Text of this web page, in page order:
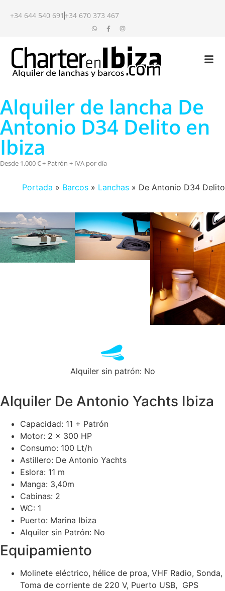
+34 644 540 691 +34 670 373 467
Alquiler de lancha De
Antonio D34 Delito en
Ibiza
Desde 1.000 € + Patrón + IVA por día
Portada » Barcos » Lanchas » De Antonio D34 Delito
Alquiler sin patrón: No
Alquiler De Antonio Yachts Ibiza
Capacidad: 11 + Patrón
Motor: 2 x 300 HP
Consumo: 100 Lt/h
Astillero: De Antonio Yachts
Eslora: 11 m
Manga: 3,40m
Cabinas: 2
WC: 1
Puerto: Marina Ibiza
Alquiler sin Patrón: No
Equipamiento
Molinete eléctrico, hélice de proa, VHF Radio, Sonda,
Toma de corriente de 220 V, Puerto USB, GPS